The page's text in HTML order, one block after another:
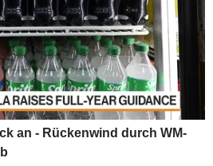
an - Rückenwind durch WM-